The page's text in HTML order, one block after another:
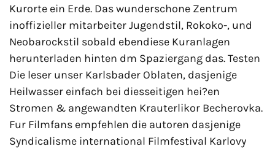
Kurorte ein Erde. Das wunderschone Zentrum
inoffizieller mitarbeiter Jugendstil, Rokoko-, und
Neobarockstil sobald ebendiese Kuranlagen
herunterladen hinten dm Spaziergang das. Testen
Die leser unser Karlsbader Oblaten, dasjenige
Heilwasser einfach bei diesseitigen hei?en
Stromen & angewandten Krauterlikor Becherovka.
Fur Filmfans empfehlen die autoren dasjenige
Syndicalisme international Filmfestival Karlovy